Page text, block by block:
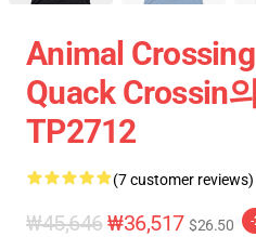
Animal
Quack Crossin
TP2712
(7 customer reviews)
₩45,646₩36,517 $26.50